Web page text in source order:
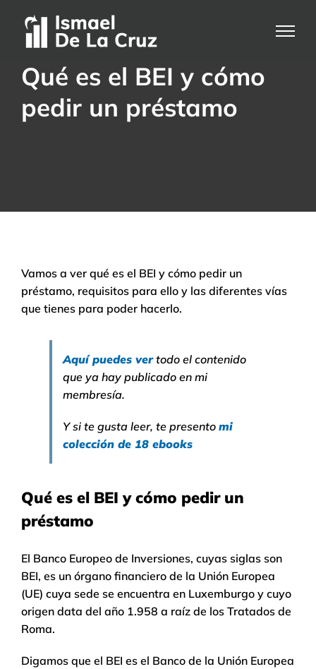
Qué es el BEI y cómo
pedir un préstamo
Vamos a ver qué es el BEI y cómo pedir un
préstamo, requisitos para ello y las diferentes vías
que tienes para poder hacerlo.
Aquí puedes vertodo el contenido
que ya hay publicado en mi
membresía.
Y si te gusta leer, te presento mi
colección de 18 ebooks
Qué es el BEI y cómo pedir un
préstamo
El Banco Europeo de Inversiones, cuyas siglas son
BEI, es un órgano financiero de la Unión Europea
(UE) cuya sede se encuentra en Luxemburgo y cuyo
origen data del año 1.958 a raíz de los Tratados de
Roma.
Digamos que el BEI es el Banco de la Unión Europea